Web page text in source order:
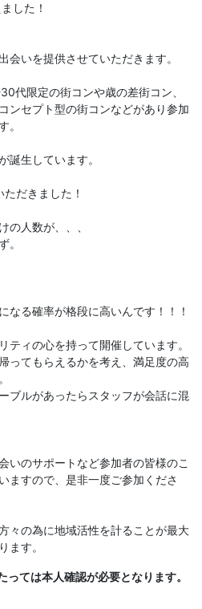
した！
会いを提供させていただきます。
代限定の街コンや歳の差街コン、
ンセプト型の街コンなどがあり参加
。
誕生しています。
だきました！
の人数が、、、
。
なる確率が格段に高いんです！！！
ティの心を持って開催しています。
ってもらえるかを考え、満足度の高
ブルがあったらスタッフが会話に混
いのサポートなど参加者の皆様のこ
ますので、是非一度ご参加くださ
々の為に地域活性を計ることが最大
ます。
ては本人確認が必要となります。